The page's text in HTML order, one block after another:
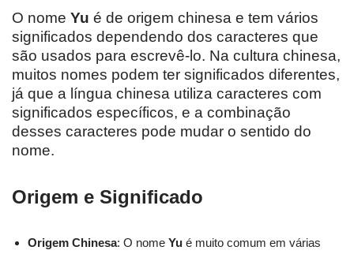
O nome Yu é de origem chinesa e tem vários
significados dependendo dos caracteres que
são usados para escrevê-lo. Na cultura chinesa,
muitos nomes podem ter significados diferentes,
já que a língua chinesa utiliza caracteres com
significados específicos, e a combinação
desses caracteres pode mudar o sentido do
nome.
Origem e Significado
Origem Chinesa: O nome Yu é muito comum em várias